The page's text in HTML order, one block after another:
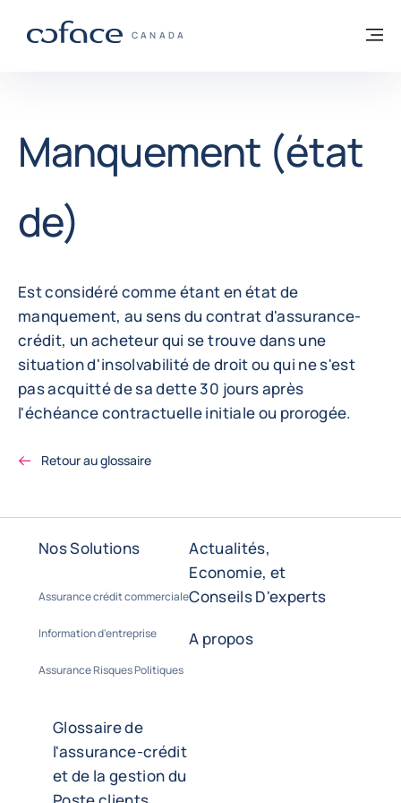
COFACE, FOR TRADE - PAGE D'ACCUEIL
CANADA
Retour à la page d'accueil
Manquement (état
de)
Est considéré comme étant en état de
manquement, au sens du contrat d'assurance-
crédit, un acheteur qui se trouve dans une
situation d'insolvabilité de droit ou qui ne s'est
pas acquitté de sa dette 30 jours après
l'échéance contractuelle initiale ou prorogée.
Retour au glossaire
Nos Solutions
Assurance crédit commerciale
Information d'entreprise
Assurance Risques Politiques
Actualités,
Economie, et
Conseils D'experts
A propos
Glossaire de
l'assurance-crédit
et de la gestion du